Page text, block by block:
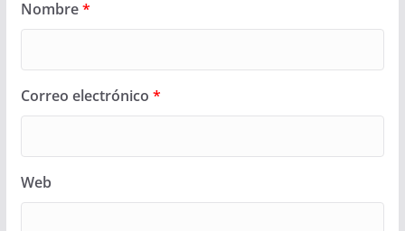
Nombre*
Correo electrónico *
Web